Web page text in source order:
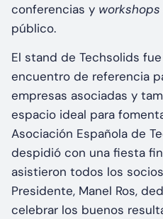
conferencias y workshops
público.
El stand de Techsolids
encuentro de referencia
empresas asociadas y
espacio ideal para
Asociación Española de
despidió con una fiesta
asistieron todos los
Presidente, Manel Ros,
celebrar los buenos